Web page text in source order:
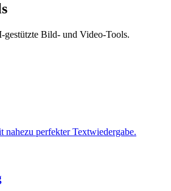
gestützte Bild- und Video-Tools.
nahezu perfekter Textwiedergabe.